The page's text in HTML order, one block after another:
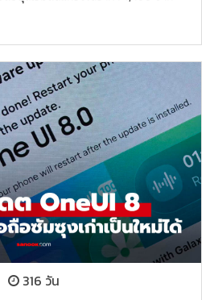
316 วัน